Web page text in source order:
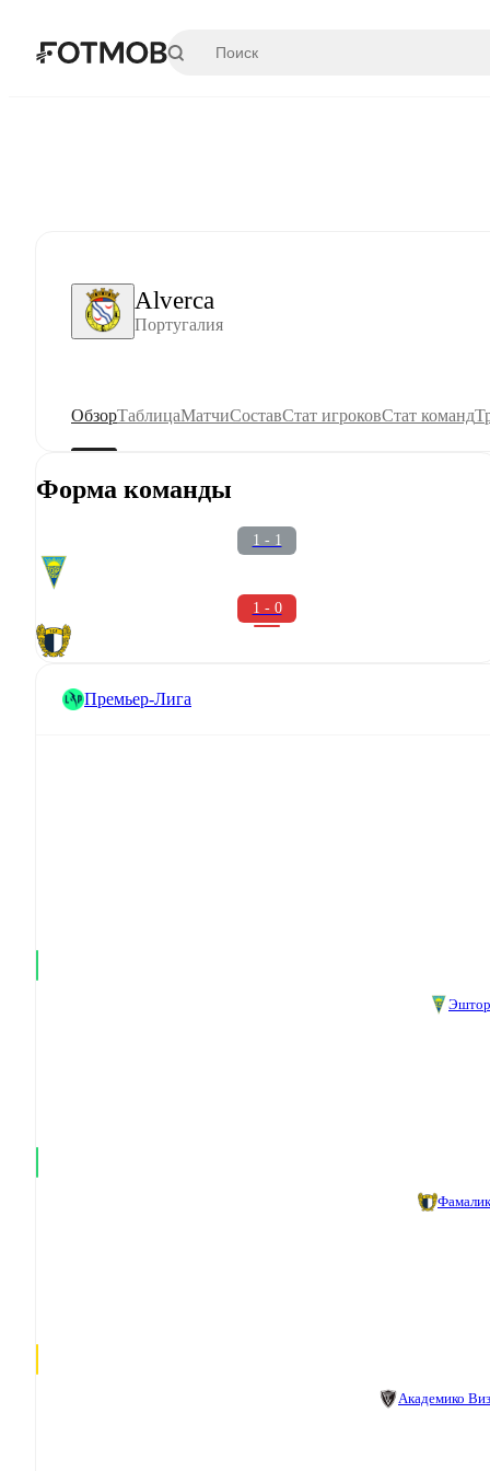
Alverca
Португалия
ОбзорТаблицаМатчиСоставСтат игроковСтат команд
Форма команды
1 - 1
1 - 0
Премьер-Лига
Академико